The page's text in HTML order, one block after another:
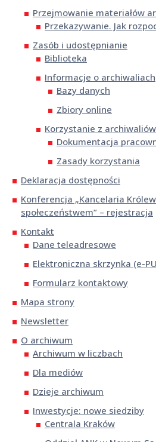
Przejmowanie materiałów
Przekazywanie. Jak
Zasób i udostępnianie
Biblioteka
Informacje o archiwaliach
Bazy danych
Zbiory online
Korzystanie z archiwaliów
Dokumentacja
Zasady korzystania
Deklaracja dostępności
Konferencja „Kancelaria
społeczeństwem” – rejestracja
Kontakt
Dane teleadresowe
Elektroniczna skrzynka (e-
Formularz kontaktowy
Mapa strony
Newsletter
O archiwum
Archiwum w liczbach
Dla mediów
Dzieje archiwum
Inwestycje: nowe siedziby
Centrala Kraków